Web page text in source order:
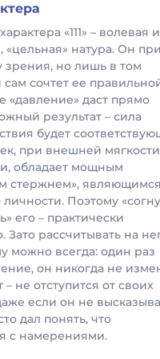
«111» – волевая
«цельная» натура. Он
зрения, но лишь в том
сам сочтет ее
«давление» даст прямо
результат – сила
будет
при внешней
обладает мощным
стержнем», являющимся
Поэтому
его – практически
Зато рассчитывать на
можно всегда: один раз
он никогда не
– не отступится от своих
если он не
дал понять, что
с намерениями.